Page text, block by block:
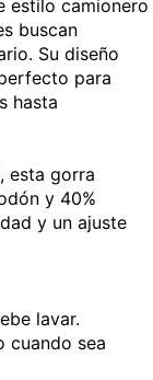
estilo camionero
buscan
Su diseño
para
hasta
esta gorra
y 40%
y un ajuste
lavar.
cuando sea